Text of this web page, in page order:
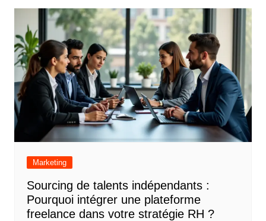
Marketing
Sourcing de talents indépendants :
Pourquoi intégrer une plateforme
freelance dans votre stratégie RH ?